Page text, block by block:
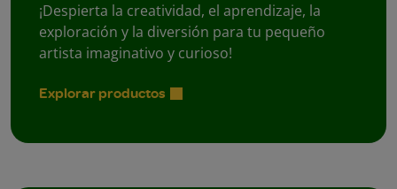
¡Despierta la creatividad, el aprendizaje, la
exploración y la diversión para tu pequeño
artista imaginativo y curioso!
Explorar productos